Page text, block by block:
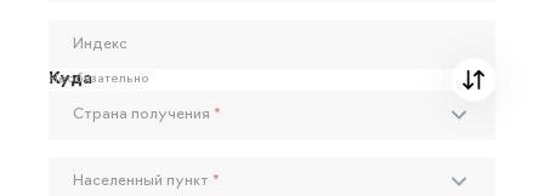
Индекс
Необязательно
Куда
Страна получения *
Населенный пункт *